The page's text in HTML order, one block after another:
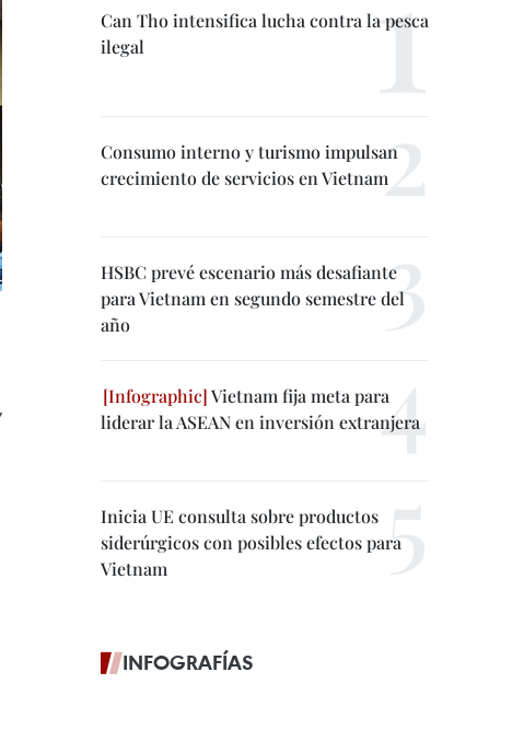
Can Tho intensifica lucha contra la pesca
ilegal
Consumo interno y turismo impulsan
crecimiento de servicios en Vietnam
HSBC prevé escenario más desafiante
para Vietnam en segundo semestre del
año
Vietnam fija meta para
liderar la ASEAN en inversión extranjera
Inicia UE consulta sobre productos
siderúrgicos con posibles efectos para
Vietnam
INFOGRAFÍAS